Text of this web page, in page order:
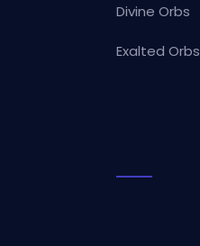
Divine Orbs
Exalted Orbs